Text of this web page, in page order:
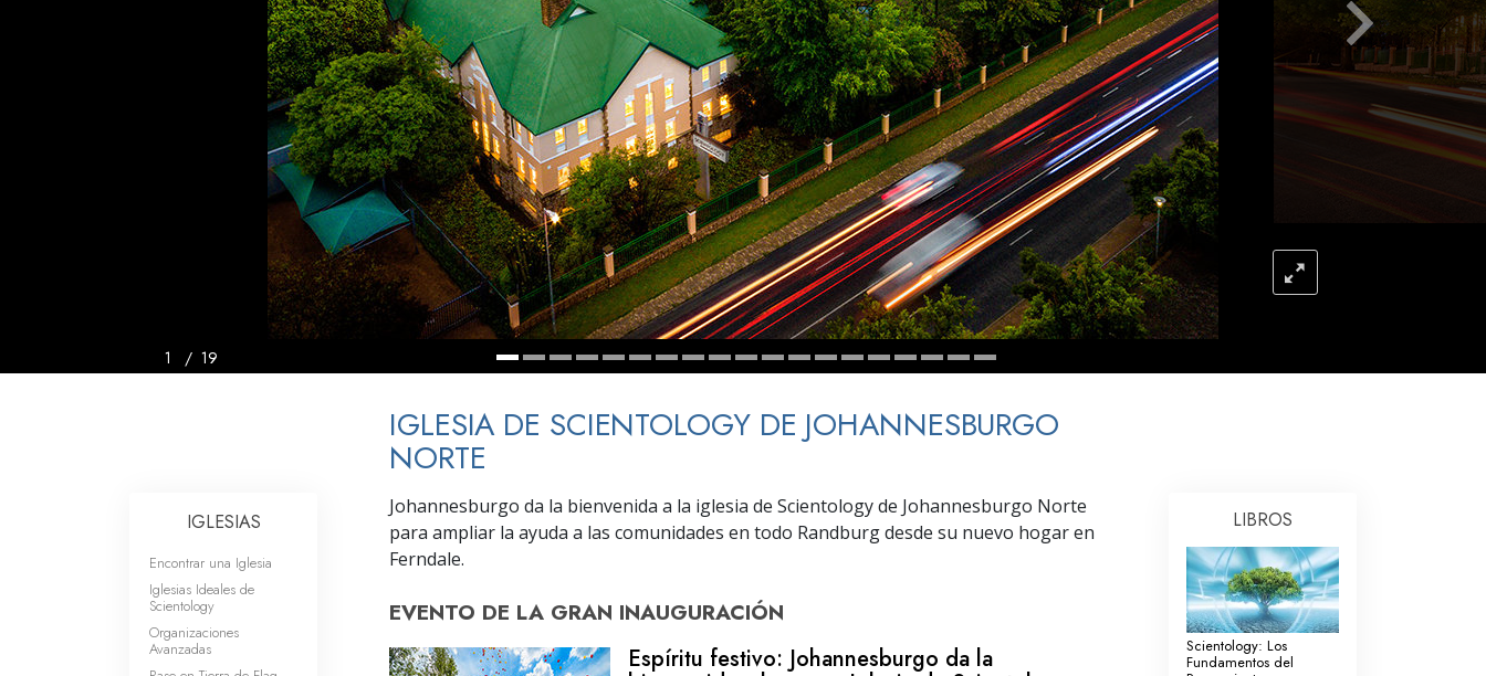
Amor y Odio: ¿Qué es Grandeza?
Respuestas a las Drogas
Los Niños
Herramientas para el Entorno Laboral
La Ética y las
Condiciones
La Causa de la Supresión
Investigaciones
Los Fundamentos de la Organización
1 / 19
IGLESIA DE SCIENTOLOGY DE JOHANNESBURGO
NORTE
Johannesburgo da la bienvenida a la iglesia de Scientology de Johannesburgo Norte
para ampliar la ayuda a las comunidades en todo Randburg desde su nuevo hogar en
Ferndale.
EVENTO DE LA GRAN INAUGURACIÓN
Espíritu festivo: Johannesburgo da la
IGLESIAS
Encontrar una Iglesia
Iglesias Ideales de
Scientology
Organizaciones
Avanzadas
LIBROS
Scientology: Los
Fundamentos del